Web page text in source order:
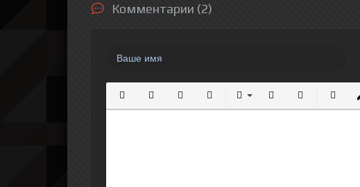
Комментарии (2)
Полужирный
КурсивПодчеркнутый
ЗачеркнутыйВыравнивание
Нумерованный